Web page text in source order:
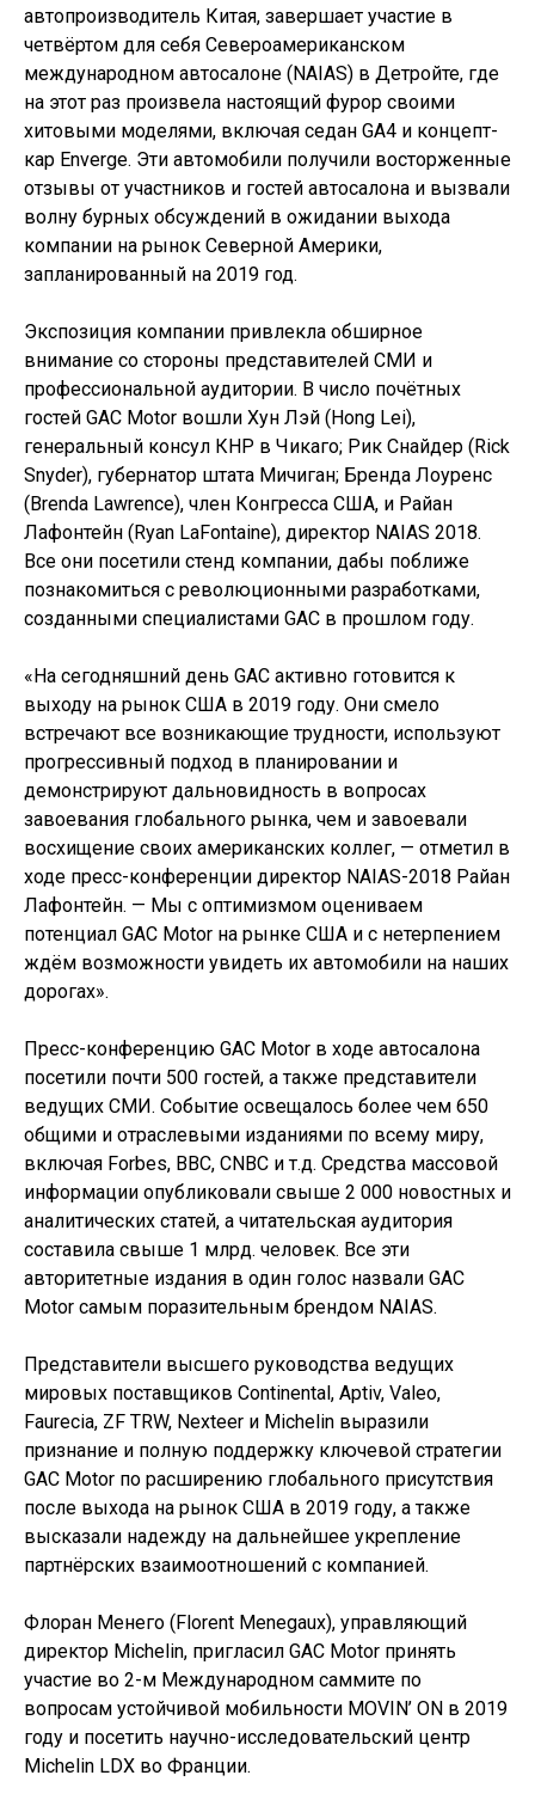
автопроизводитель Китая, завершает участие в
четвёртом для себя Североамериканском
международном автосалоне (NAIAS) в Детройте, где
на этот раз произвела настоящий фурор своими
хитовыми моделями, включая седан GA4 и концепт-
кар Enverge. Эти автомобили получили восторженные
отзывы от участников и гостей автосалона и вызвали
волну бурных обсуждений в ожидании выхода
компании на рынок Северной Америки,
запланированный на 2019 год.
Экспозиция компании привлекла обширное
внимание со стороны представителей СМИ и
профессиональной аудитории. В число почётных
гостей GAC Motor вошли Хун Лэй (Hong Lei),
генеральный консул КНР в Чикаго; Рик Снайдер (Rick
Snyder), губернатор штата Мичиган; Бренда Лоуренс
(Brenda Lawrence), член Конгресса США, и Райан
Лафонтейн (Ryan LaFontaine), директор NAIAS 2018.
Все они посетили стенд компании, дабы поближе
познакомиться с революционными разработками,
созданными специалистами GAC в прошлом году.
«На сегодняшний день GAC активно готовится к
выходу на рынок США в 2019 году. Они смело
встречают все возникающие трудности, используют
прогрессивный подход в планировании и
демонстрируют дальновидность в вопросах
завоевания глобального рынка, чем и завоевали
восхищение своих американских коллег, — отметил в
ходе пресс-конференции директор NAIAS-2018 Райан
Лафонтейн. — Мы с оптимизмом оцениваем
потенциал GAC Motor на рынке США и с нетерпением
ждём возможности увидеть их автомобили на наших
дорогах».
Пресс-конференцию GAC Motor в ходе автосалона
посетили почти 500 гостей, а также представители
ведущих СМИ. Событие освещалось более чем 650
общими и отраслевыми изданиями по всему миру,
включая Forbes, BBC, CNBC и т.д. Средства массовой
информации опубликовали свыше 2 000 новостных и
аналитических статей, а читательская аудитория
составила свыше 1 млрд. человек. Все эти
авторитетные издания в один голос назвали GAC
Motor самым поразительным брендом NAIAS.
Представители высшего руководства ведущих
мировых поставщиков Continental, Aptiv, Valeo,
Faurecia, ZF TRW, Nexteer и Michelin выразили
признание и полную поддержку ключевой стратегии
GAC Motor по расширению глобального присутствия
после выхода на рынок США в 2019 году, а также
высказали надежду на дальнейшее укрепление
партнёрских взаимоотношений с компанией.
Флоран Менего (Florent Menegaux), управляющий
директор Michelin, пригласил GAC Motor принять
участие во 2-м Международном саммите по
вопросам устойчивой мобильности MOVIN’ ON в 2019
году и посетить научно-исследовательский центр
Michelin LDX во Франции.